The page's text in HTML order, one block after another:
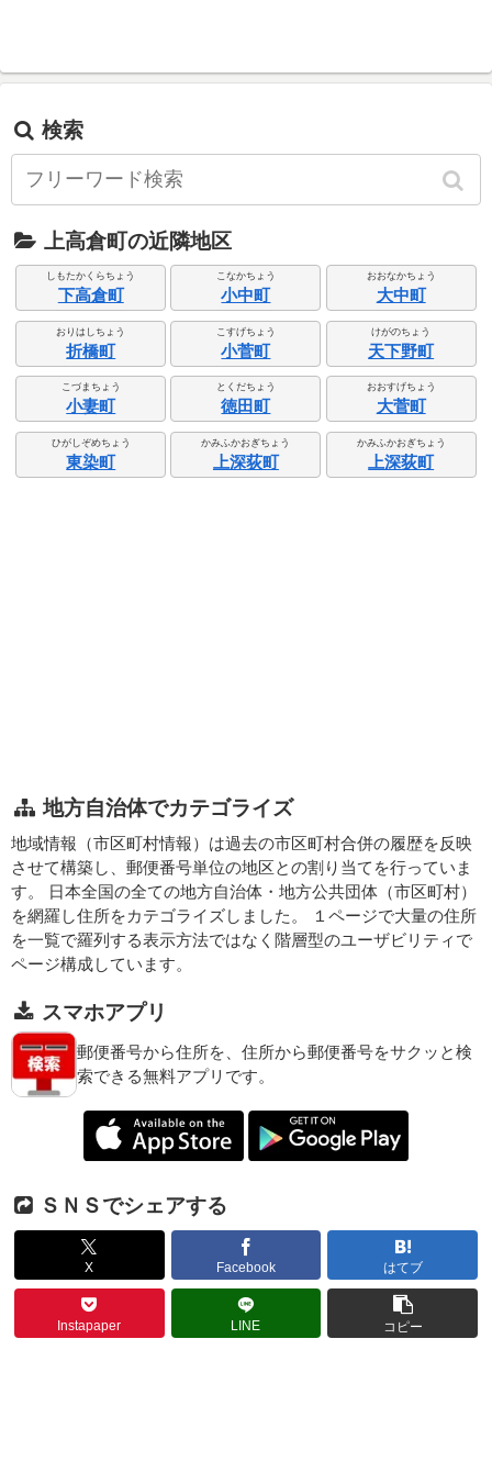
検索
上高倉町の近隣地区
しもたかくらちょう
下高倉町
こなかちょう
小中町
おおなかちょう
大中町
おりはしちょう
折橋町
こすげちょう
小菅町
けがのちょう
天下野町
こづまちょう
小妻町
とくだちょう
徳田町
おおすげちょう
大菅町
ひがしぞめちょう
東染町
かみふかおぎちょう
上深荻町
かみふかおぎちょう
上深荻町
地方自治体でカテゴライズ
地域情報（市区町村情報）は過去の市区町村合併の履歴を反映
させて構築し、郵便番号単位の地区との割り当てを行っていま
す。 日本全国の全ての地方自治体・地方公共団体（市区町村）
を網羅し住所をカテゴライズしました。 １ページで大量の住所
を一覧で羅列する表示方法ではなく階層型のユーザビリティで
ページ構成しています。
スマホアプリ
郵便番号から住所を、住所から郵便番号をサクッと検
索できる無料アプリです。
ＳＮＳでシェアする
X Facebook はてブ
Instapaper LINE コピー